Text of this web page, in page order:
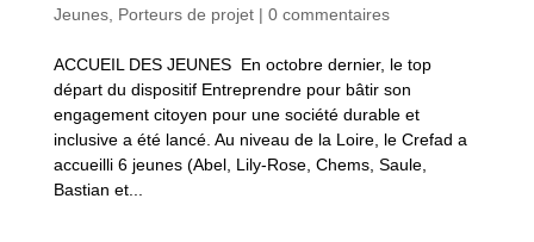
Jeunes, Porteurs de projet| 0 commentaires
ACCUEIL DES JEUNES En octobre dernier, le top
départ du dispositif Entreprendre pour bâtir son
engagement citoyen pour une société durable et
inclusive a été lancé. Au niveau de la Loire, le Crefad a
accueilli 6 jeunes (Abel, Lily-Rose, Chems, Saule,
Bastian et...